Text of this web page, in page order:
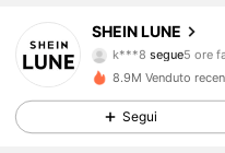
SHEIN LUNE
k***8 segue5 ore fa
4.85
1M Follower
8.9M Venduto
Segui